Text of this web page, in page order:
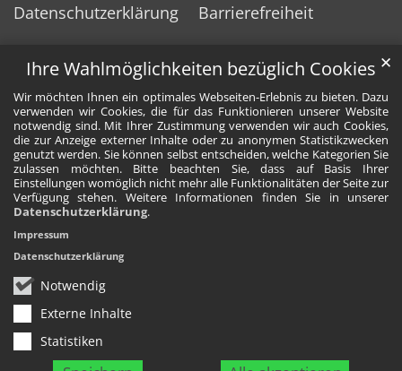
Ihre Wahlmöglichkeiten bezüglich Cookies
Wir möchten Ihnen ein optimales Webseiten-Erlebnis zu bieten. Dazu
verwenden wir Cookies, die für das Funktionieren unserer Website
notwendig sind. Mit Ihrer Zustimmung verwenden wir auch Cookies,
die zur Anzeige externer Inhalte oder zu anonymen Statistikzwecken
genutzt werden. Sie können selbst entscheiden, welche Kategorien Sie
zulassen möchten. Bitte beachten Sie, dass auf Basis Ihrer
Einstellungen womöglich nicht mehr alle Funktionalitäten der Seite zur
Verfügung stehen. Weitere Informationen finden Sie in unserer
Datenschutzerklärung.
Notwendig
Externe Inhalte
Statistiken
✕
Impressum
Datenschutzerklärung
Datenschutzerklärung
Barrierefreiheit